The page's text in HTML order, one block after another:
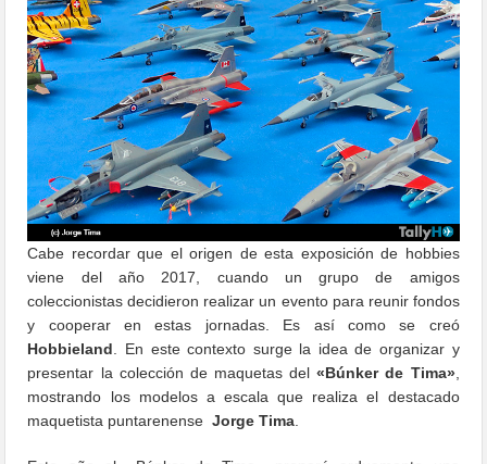
Cabe recordar que el origen de esta exposición de hobbies
viene del año 2017, cuando un grupo de amigos
coleccionistas decidieron realizar un evento para reunir fondos
y cooperar en estas jornadas. Es así como se creó
Hobbieland . En este contexto surge la idea de organizar y
presentar la colección de maquetas del«Búnker de Tima»,
mostrando los modelos a escala que realiza el destacado
maquetista puntarenenseJorge Tima